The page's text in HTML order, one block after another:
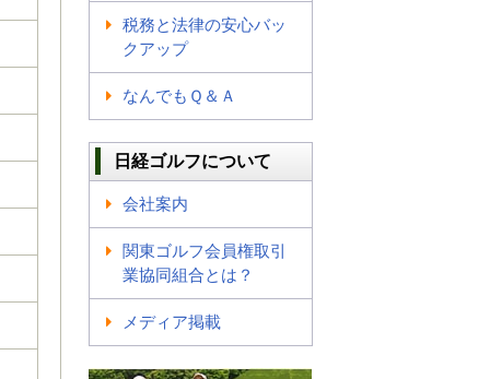
税務と法律の安心バッ
クアップ
なんでもＱ＆Ａ
日経ゴルフについて
会社案内
関東ゴルフ会員権取引
業協同組合とは？
メディア掲載